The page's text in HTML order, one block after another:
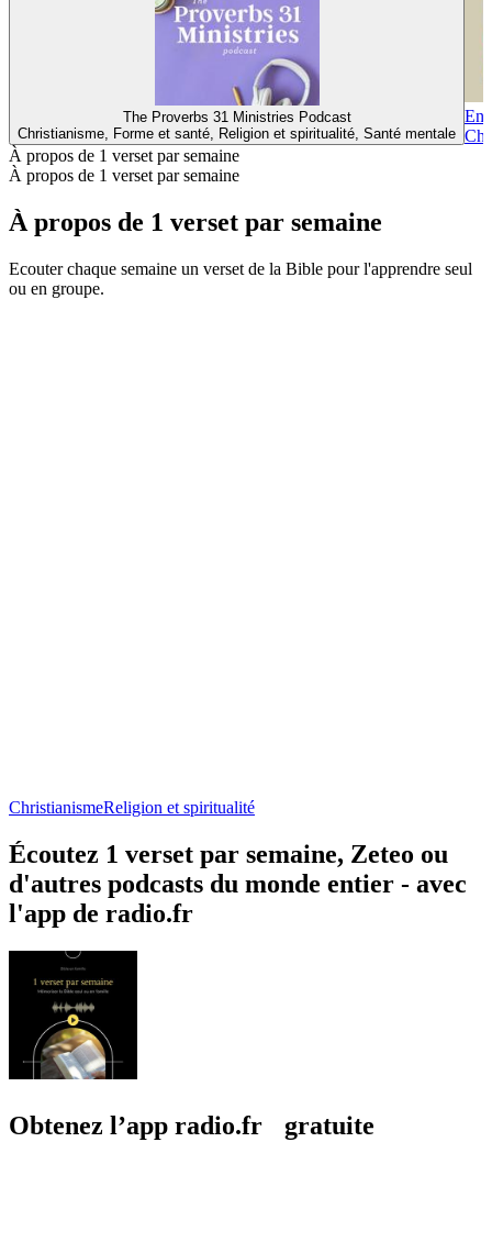
The Proverbs 31 Ministries Podcast
Christianisme, Forme et santé, Religion et spiritualité, Santé mentale
À propos de 1 verset par semaine
À propos de 1 verset par semaine
À propos de 1 verset par semaine
Ecouter chaque semaine un verset de la Bible pour l'apprendre seul
ou en groupe.
ChristianismeReligion et spiritualité
Écoutez 1 verset par semaine, Zeteo ou
d'autres podcasts du monde entier - avec
l'app de radio.fr
Obtenez l’app radio.fr gratuite